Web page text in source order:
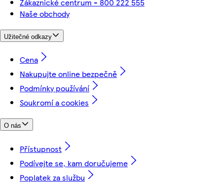
Naše obchody
Užitečné odkazy
Cena
Nakupujte online bezpečně
Podmínky používání
Soukromí a cookies
O nás
Přístupnost
Podívejte se, kam doručujeme
Poplatek za službu